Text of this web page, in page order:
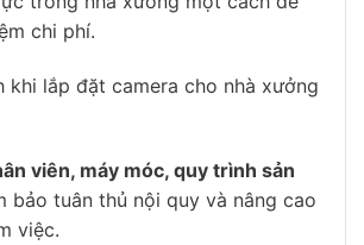
chi phí.
khi lắp đặt camera cho nhà xưởng
viên, máy móc, quy trình sản
bảo tuân thủ nội quy và nâng cao
việc.